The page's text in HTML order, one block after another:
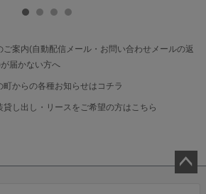
びあげ 和装 着
HI オリジナル
【メール便不
可】
HI オリジナル
【メール便不
HI オリジナル
【メール便不
案内(自動配信メール・お問い合わせメールの返
届かない方へ
からの各種お知らせはコチラ
し出し・リースをご希望の方はこちら